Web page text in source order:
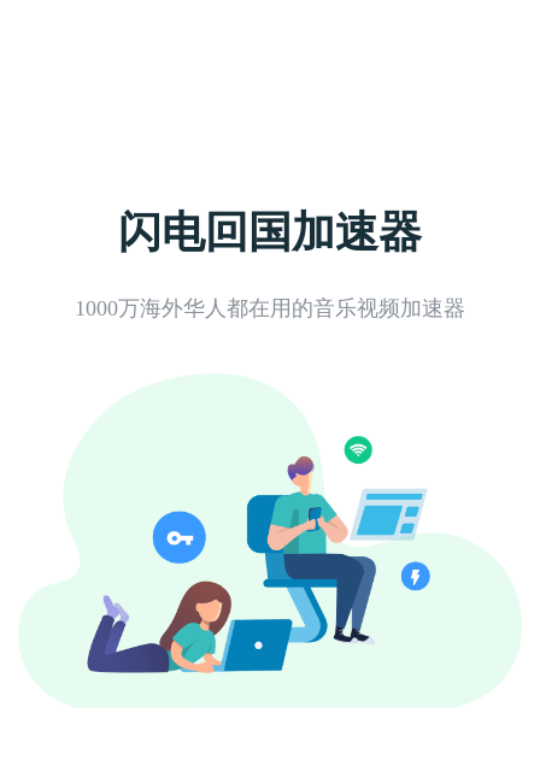
闪电回国加速器
1000万海外华人都在用的音乐视频加速器